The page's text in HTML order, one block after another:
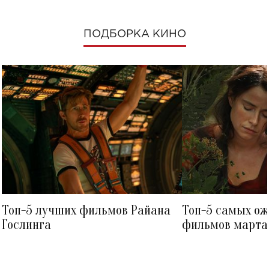
ПОДБОРКА КИНО
Топ-5 лучших фильмов Райана
Гослинга
Топ-5 самых
фильмов